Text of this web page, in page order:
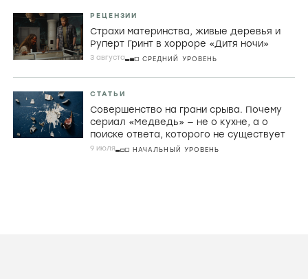
РЕЦЕНЗИИ
Страхи материнства, живые деревья и
Руперт Гринт в хорроре «Дитя ночи»
3 августа СРЕДНИЙ УРОВЕНЬ
СТАТЬИ
Совершенство на грани срыва. Почему
сериал «Медведь» — не о кухне, а о
поиске ответа, которого не существует
9 июля НАЧАЛЬНЫЙ УРОВЕНЬ